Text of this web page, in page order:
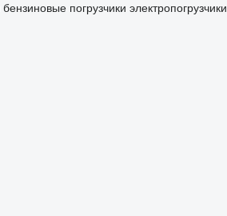
бензиновые погрузчики электропогрузчики